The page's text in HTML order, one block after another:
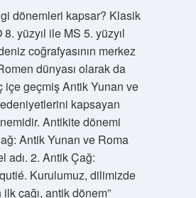
dönemleri kapsar? Klasik
yüzyıl ile MS 5. yüzyıl
coğrafyasının merkez
dünyası olarak da
içe geçmiş Antik Yunan ve
kapsayan
Antikite dönemi
Antik Yunan ve Roma
adı. 2. Antik Çağ:
Kurulumuz, dilimizde
ilk çağı, antik dönem”